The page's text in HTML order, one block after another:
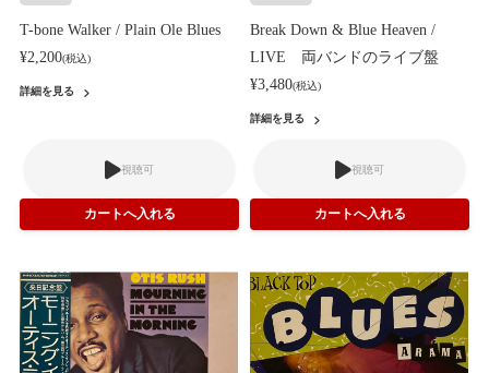
T-bone Walker / Plain Ole Blues
¥2,200(税込)
詳細を見る
視聴可
Break Down & Blue Heaven /
LIVE 両バンドのライブ盤
¥3,480(税込)
詳細を見る
視聴可